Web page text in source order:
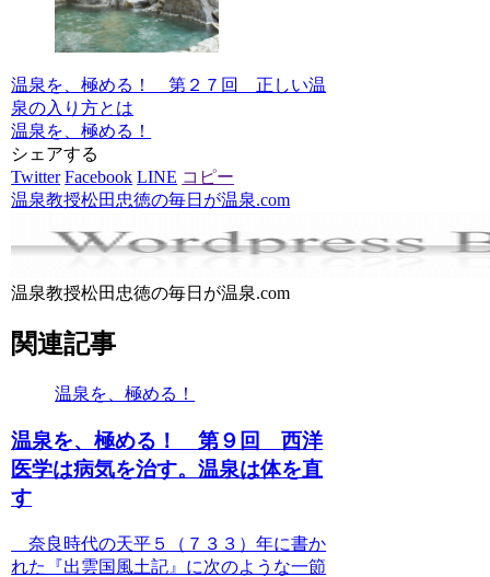
温泉を、極める！ 第２７回 正しい温
泉の入り方とは
温泉を、極める！
シェアする
Twitter Facebook LINE コピー
温泉教授松田忠徳の毎日が温泉.com
温泉教授松田忠徳の毎日が温泉.com
関連記事
温泉を、極める！
温泉を、極める！ 第９回 西洋
医学は病気を治す。温泉は体を直
す
奈良時代の天平５（７３３）年に書か
れた『出雲国風土記』に次のような一節